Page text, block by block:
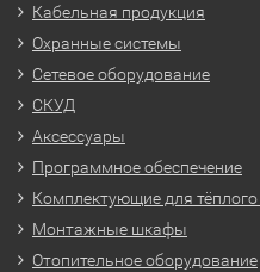
Кабельная продукция
Охранные системы
Сетевое оборудование
СКУД
Аксессуары
Программное обеспечение
Комплектующие для
Монтажные шкафы
Отопительное оборудование